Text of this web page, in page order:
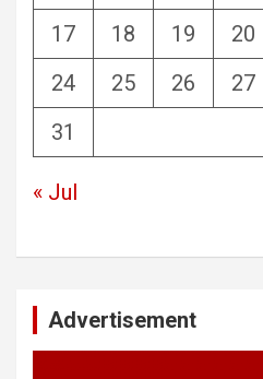
17
18 19 20
24
25 26 27
31
« Jul
Advertisement